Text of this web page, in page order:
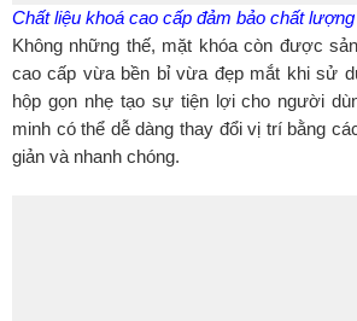
Chất liệu khoá cao cấp đảm bảo chất
Không những thế, mặt khóa còn được
cao cấp vừa bền bỉ vừa đẹp mắt khi sử
hộp gọn nhẹ tạo sự tiện lợi cho người
minh có thể dễ dàng thay đổi vị trí bằng
giản và nhanh chóng.